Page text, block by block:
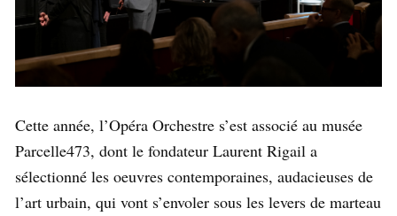
Cette année, l’Opéra Orchestre s’est associé au musée
Parcelle473, dont le fondateur Laurent Rigail a
sélectionné les oeuvres contemporaines, audacieuses de
l’art urbain, qui vont s’envoler sous les levers de marteau